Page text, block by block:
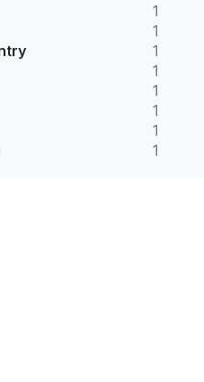
1
1
1
1
1
1
1
1